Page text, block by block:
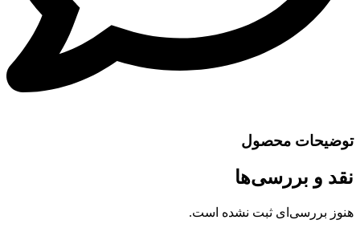
توضیحات محصول
نقد و بررسی‌ها
هنوز بررسی‌ای ثبت نشده است.